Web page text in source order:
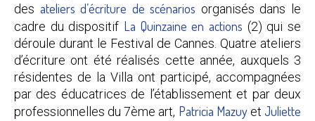
des ateliers d’écriture de scénarios organisés dans le
cadre du dispositif La Quinzaine en actions (2) qui se
déroule durant le Festival de Cannes. Quatre ateliers
d’écriture ont été réalisés cette année, auxquels 3
résidentes de la Villa ont participé, accompagnées
par des éducatrices de l’établissement et par deux
professionnelles du 7ème art, Patricia Mazuyet Juliette